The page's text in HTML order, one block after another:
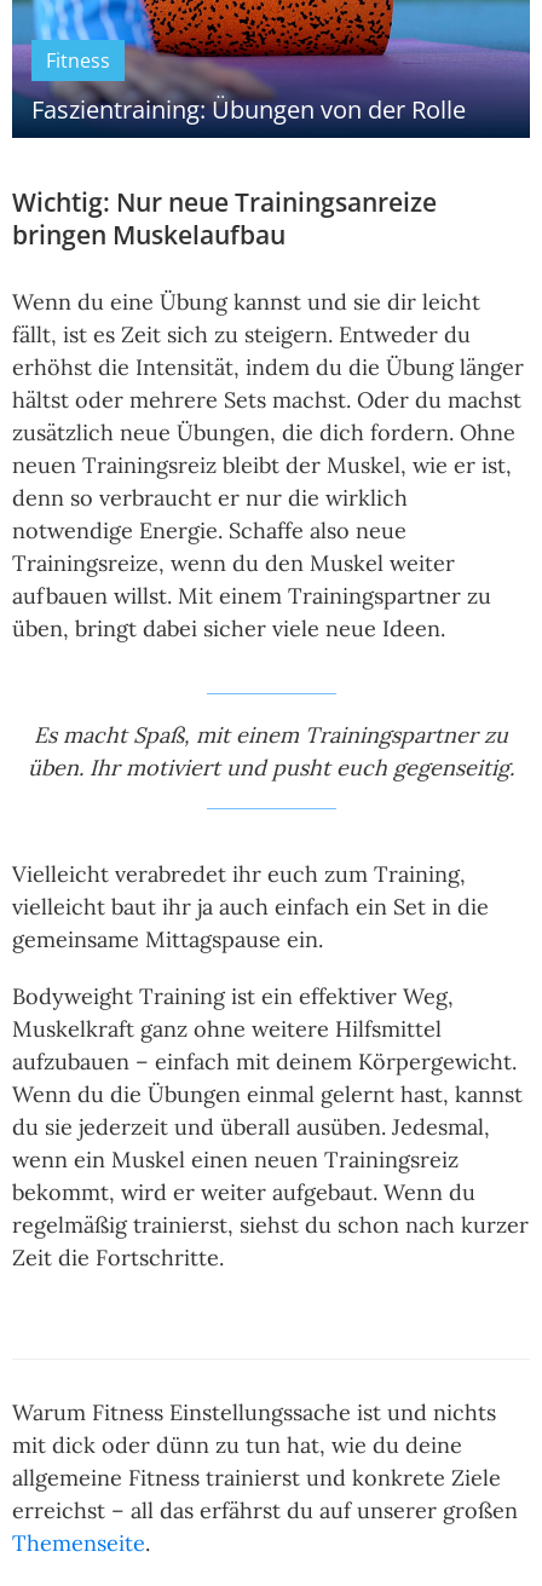
Fitness
Faszientraining: Übungen von der Rolle
Wichtig: Nur neue Trainingsanreize
bringen Muskelaufbau
Wenn du eine Übung kannst und sie dir leicht
fällt, ist es Zeit sich zu steigern. Entweder du
erhöhst die Intensität, indem du die Übung länger
hältst oder mehrere Sets machst. Oder du machst
zusätzlich neue Übungen, die dich fordern. Ohne
neuen Trainingsreiz bleibt der Muskel, wie er ist,
denn so verbraucht er nur die wirklich
notwendige Energie. Schaffe also neue
Trainingsreize, wenn du den Muskel weiter
aufbauen willst. Mit einem Trainingspartner zu
üben, bringt dabei sicher viele neue Ideen.
Es macht Spaß, mit einem Trainingspartner zu
üben. Ihr motiviert und pusht euch gegenseitig.
Vielleicht verabredet ihr euch zum Training,
vielleicht baut ihr ja auch einfach ein Set in die
gemeinsame Mittagspause ein.
Bodyweight Training ist ein effektiver Weg,
Muskelkraft ganz ohne weitere Hilfsmittel
aufzubauen – einfach mit deinem Körpergewicht.
Wenn du die Übungen einmal gelernt hast, kannst
du sie jederzeit und überall ausüben. Jedesmal,
wenn ein Muskel einen neuen Trainingsreiz
bekommt, wird er weiter aufgebaut. Wenn du
regelmäßig trainierst, siehst du schon nach kurzer
Zeit die Fortschritte.
Warum Fitness Einstellungssache ist und nichts
mit dick oder dünn zu tun hat, wie du deine
allgemeine Fitness trainierst und konkrete Ziele
erreichst – all das erfährst du auf unserer großen
Themenseite.